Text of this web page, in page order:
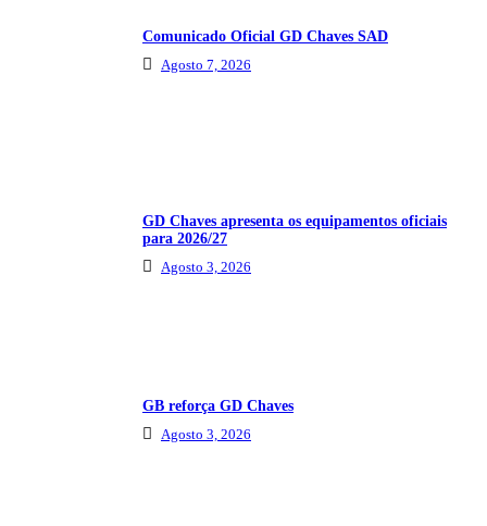
Comunicado Oficial GD Chaves SAD
Agosto 7, 2026
GD Chaves apresenta os equipamentos oficiais
para 2026/27
Agosto 3, 2026
GB reforça GD Chaves
Agosto 3, 2026